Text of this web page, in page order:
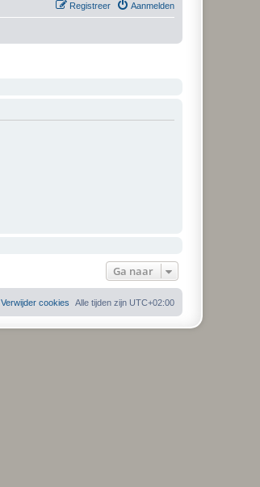
Aanmelden
Registreer
Ga naar
Alle tijden zijn UTC+02:00
Verwijder cookies